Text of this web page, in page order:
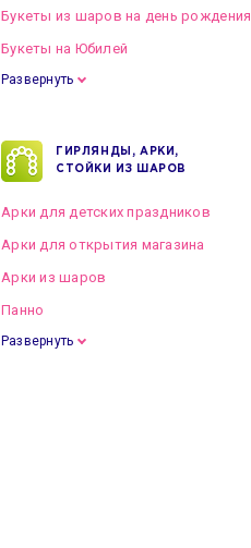
Букеты из шаров на день рождения
Букеты на Юбилей
Развернуть
ГИРЛЯНДЫ, АРКИ,
СТОЙКИ ИЗ ШАРОВ
Арки для детских праздников
Арки для открытия магазина
Арки из шаров
Панно
Развернуть